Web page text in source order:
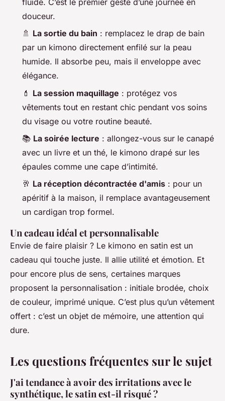
douceur.
🚿 La sortie du bain : remplacez le drap de bain
par un kimono directement enfilé sur la peau
humide. Il absorbe peu, mais il enveloppe avec
élégance.
💄 La session maquillage : protégez vos
vêtements tout en restant chic pendant vos soins
du visage ou votre routine beauté.
📚 La soirée lecture : allongez-vous sur le canapé
avec un livre et un thé, le kimono drapé sur les
épaules comme une cape d’intimité.
🥂 La réception décontractée d'amis : pour un
apéritif à la maison, il remplace avantageusement
un cardigan trop formel.
Un cadeau idéal et personnalisable
Envie de faire plaisir ? Le kimono en satin est un
cadeau qui touche juste. Il allie utilité et émotion. Et
pour encore plus de sens, certaines marques
proposent la personnalisation : initiale brodée, choix
de couleur, imprimé unique. C’est plus qu’un vêtement
offert : c’est un objet de mémoire, une attention qui
dure.
Les questions fréquentes sur le sujet
J'ai tendance à avoir des irritations avec le
synthétique, le satin est-il risqué ?